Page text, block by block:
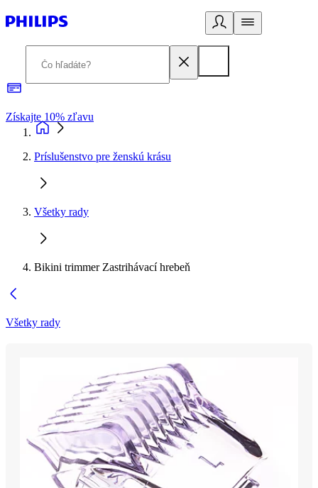
Získajte 10% zľavu
Príslušenstvo pre ženskú krásu
Všetky rady
Bikini trimmer Zastrihávací hrebeň
Všetky rady